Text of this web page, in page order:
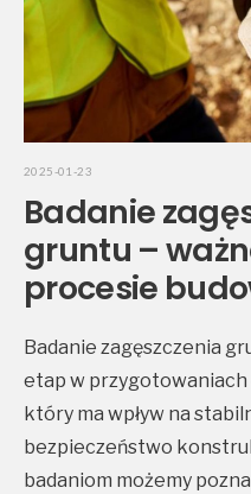
2025-01-23
Badanie
gruntu –
procesie
Badanie zagęszczenia
etap w przygotowaniach
który ma wpływ na
bezpieczeństwo
badaniom możemy